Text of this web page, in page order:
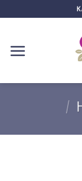
content
/